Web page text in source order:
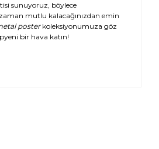
sunuyoruz, böylece
mutlu kalacağınızdan emin
posterkoleksiyonumuza göz
bir hava katın!